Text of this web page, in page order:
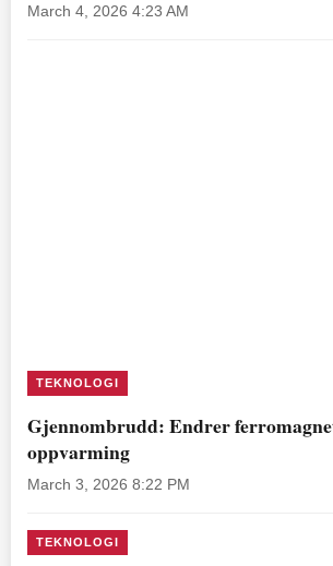
March 4, 2026 4:23 AM
TEKNOLOGI
Gjennombrudd: Endrer
oppvarming
March 3, 2026 8:22 PM
TEKNOLOGI